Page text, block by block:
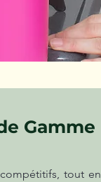
Gamme
tout en